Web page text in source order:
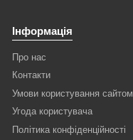
Інформація
Про нас
Контакти
Умови користування сайтом
Угода користувача
Політика конфіденційності